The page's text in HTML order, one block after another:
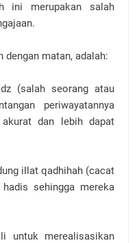
ini merupakan salah
dengan matan, adalah:
(salah seorang atau
periwayatannya
dan lebih dapat
illat qadhihah (cacat
sehingga mereka
untuk merealisasikan